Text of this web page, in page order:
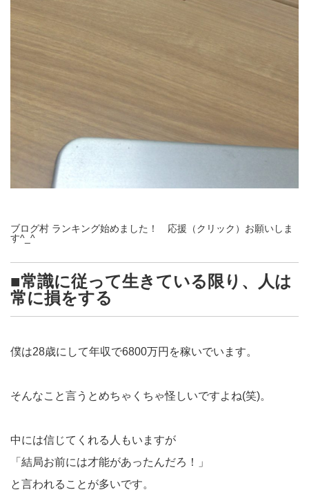
ブログ村 ランキング始めました！ 応援（クリック）お願いしま
す^_^
■常識に従って生きている限り、人は
常に損をする
僕は28歳にして年収で6800万円を稼いでいます。
そんなこと言うとめちゃくちゃ怪しいですよね(笑)。
中には信じてくれる人もいますが
「結局お前には才能があったんだろ！」
と言われることが多いです。